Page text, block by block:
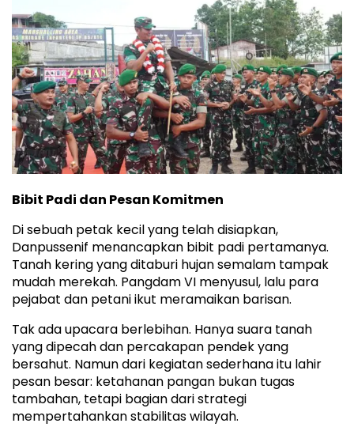
Bibit Padi dan Pesan Komitmen
Di sebuah petak kecil yang telah disiapkan,
Danpussenif menancapkan bibit padi pertamanya.
Tanah kering yang ditaburi hujan semalam tampak
mudah merekah. Pangdam VI menyusul, lalu para
pejabat dan petani ikut meramaikan barisan.
Tak ada upacara berlebihan. Hanya suara tanah
yang dipecah dan percakapan pendek yang
bersahut. Namun dari kegiatan sederhana itu lahir
pesan besar: ketahanan pangan bukan tugas
tambahan, tetapi bagian dari strategi
mempertahankan stabilitas wilayah.